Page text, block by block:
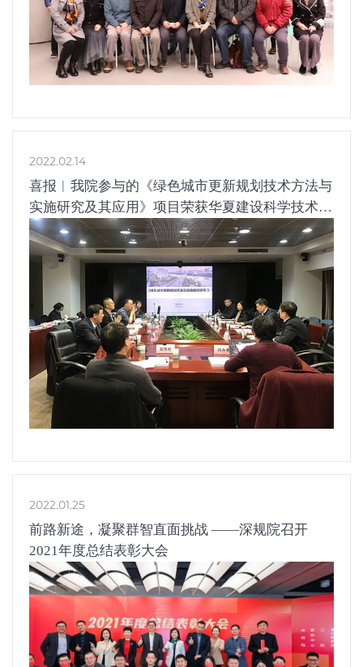
2022.02.14
喜报︱我院参与的《绿色城市更新规划技术方法与
实施研究及其应用》项目荣获华夏建设科学技术
（2021年度）二等奖
2022.01.25
前路新途，凝聚群智直面挑战 ——深规院召开
2021年度总结表彰大会